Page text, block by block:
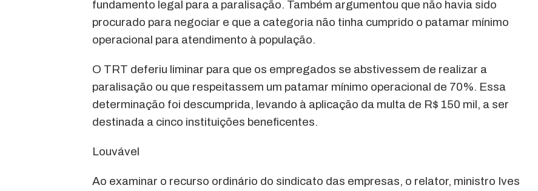
fundamento legal para a paralisação. Também argumentou que não havia sido
procurado para negociar e que a categoria não tinha cumprido o patamar mínimo
operacional para atendimento à população.
O TRT deferiu liminar para que os empregados se abstivessem de realizar a
paralisação ou que respeitassem um patamar mínimo operacional de 70%. Essa
determinação foi descumprida, levando à aplicação da multa de R$ 150 mil, a ser
destinada a cinco instituições beneficentes.
Louvável
Ao examinar o recurso ordinário do sindicato das empresas, o relator, ministro Ives